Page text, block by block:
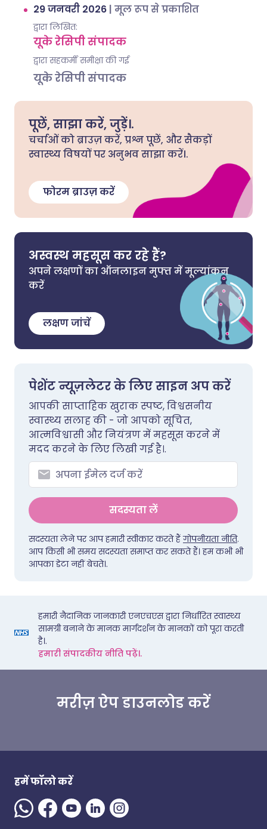
29 जनवरी 2026 | मूल रूप से प्रकाशित
द्वारा लिखित:
यूके रेसिपी संपादक
द्वारा सहकर्मी समीक्षा की गई
यूके रेसिपी संपादक
पूछें, साझा करें, जुड़ें।.
चर्चाओं को ब्राउज़ करें, प्रश्न पूछें, और सैकड़ों
स्वास्थ्य विषयों पर अनुभव साझा करें।.
फोरम ब्राउज़ करें
अस्वस्थ महसूस कर रहे हैं?
अपने लक्षणों का ऑनलाइन मुफ्त में मूल्यांकन
करें
लक्षण जांचें
पेशेंट न्यूज़लेटर के लिए साइन अप करें
आपकी साप्ताहिक खुराक स्पष्ट, विश्वसनीय
स्वास्थ्य सलाह की - जो आपको सूचित,
आत्मविश्वासी और नियंत्रण में महसूस करने में
मदद करने के लिए लिखी गई है।.
सदस्यता लें
सदस्यता लेने पर आप हमारी स्वीकार करते हैंगोपनीयता नीति.
आप किसी भी समय सदस्यता समाप्त कर सकते हैं। हम कभी भी
आपका डेटा नहीं बेचते।.
हमारी नैदानिक जानकारी एनएचएस द्वारा निर्धारित स्वास्थ्य
सामग्री बनाने के मानक मार्गदर्शन के मानकों को पूरा करती
है।.
हमारी संपादकीय नीति पढ़ें।.
मरीज़ ऐप डाउनलोड करें
हमें फॉलो करें